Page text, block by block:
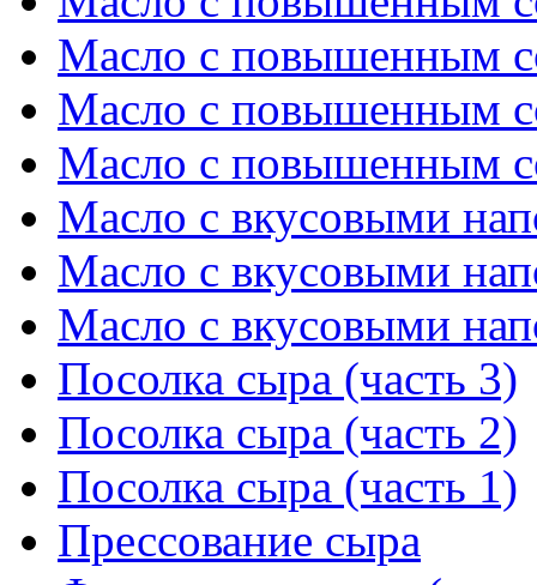
Масло с повышенным
Масло с повышенным
Масло с повышенным
Масло с вкусовыми
Масло с вкусовыми
Масло с вкусовыми
Посолка сыра (часть 3)
Посолка сыра (часть 2)
Посолка сыра (часть 1)
Прессование сыра